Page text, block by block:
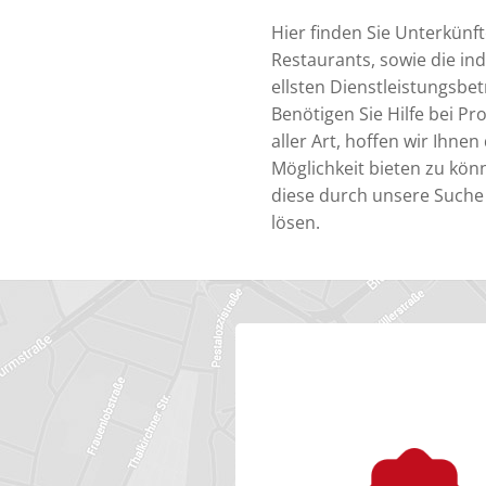
Hier finden Sie
Restaurants, sowie die
ellsten
Benötigen Sie Hilfe bei
aller Art, hoffen wir Ihnen
Möglichkeit bieten zu
diese durch unsere
lösen.